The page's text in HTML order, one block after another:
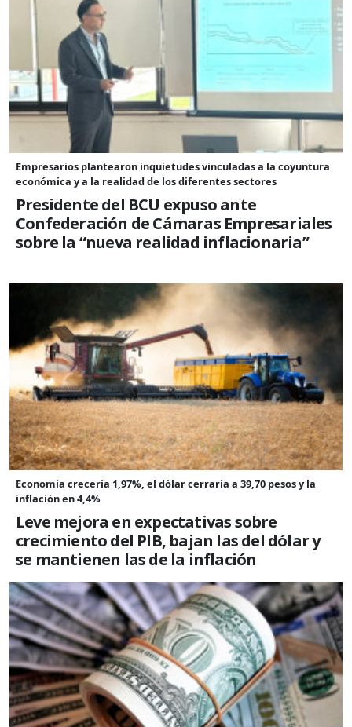
Empresarios plantearon inquietudes vinculadas a la coyuntura
económica y a la realidad de los diferentes sectores
Presidente del BCU expuso ante
Confederación de Cámaras Empresariales
sobre la “nueva realidad inflacionaria”
Economía crecería 1,97%, el dólar cerraría a 39,70 pesos y la
inflación en 4,4%
Leve mejora en expectativas sobre
crecimiento del PIB, bajan las del dólar y
se mantienen las de la inflación